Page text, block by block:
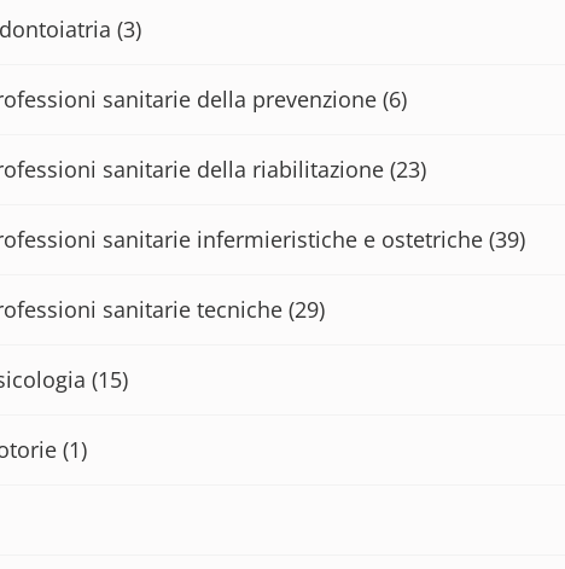
(3)
sanitarie della prevenzione (6)
sanitarie della riabilitazione (23)
sanitarie infermieristiche e ostetriche (39)
sanitarie tecniche (29)
(15)
(1)